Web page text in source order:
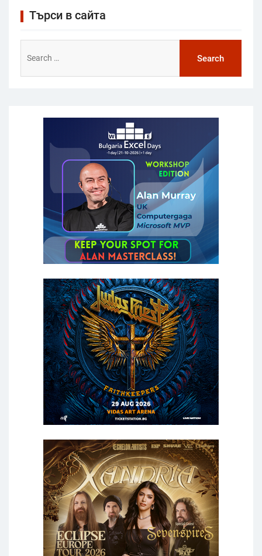
Търси в сайта
for: